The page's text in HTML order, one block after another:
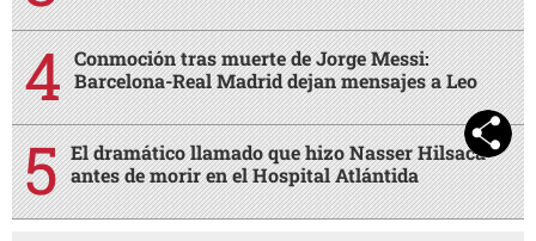
Conmoción tras muerte de Jorge Messi:
Barcelona-Real Madrid dejan mensajes a Leo
El dramático llamado que hizo Nasser Hilsaca
antes de morir en el Hospital Atlántida